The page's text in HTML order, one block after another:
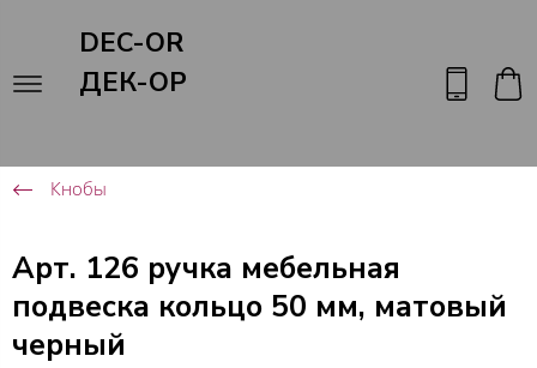
DEC-OR
ДЕК-ОР
Кнобы
Арт. 126 ручка мебельная
подвеска кольцо 50 мм, матовый
черный